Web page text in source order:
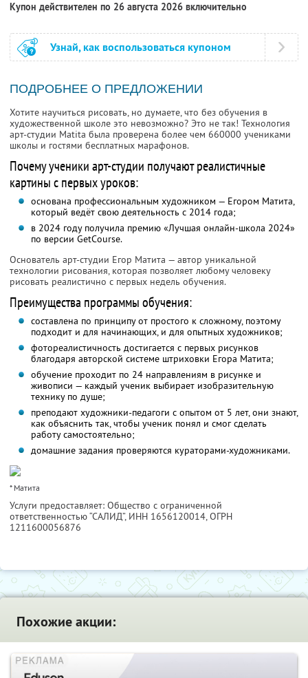
Купон действителен по 26 августа 2026 включительно
Узнай, как воспользоваться купоном
ПОДРОБНЕЕ О ПРЕДЛОЖЕНИИ
Хотите научиться рисовать, но думаете, что без обучения в
художественной школе это невозможно? Это не так! Технология
арт-студии Matita была проверена более чем 660000 учениками
школы и гостями бесплатных марафонов.
Почему ученики арт-студии получают реалистичные
картины с первых уроков:
основана профессиональным художником — Егором Матита,
который ведёт свою деятельность с 2014 года;
в 2024 году получила премию «Лучшая онлайн-школа 2024»
по версии GetCourse.
Основатель арт-студии Егор Матита — автор уникальной
технологии рисования, которая позволяет любому человеку
рисовать реалистично с первых недель обучения.
Преимущества программы обучения:
составлена по принципу от простого к сложному, поэтому
подходит и для начинающих, и для опытных художников;
фотореалистичность достигается с первых рисунков
благодаря авторской системе штриховки Егора Матита;
обучение проходит по 24 направлениям в рисунке и
живописи — каждый ученик выбирает изобразительную
технику по душе;
преподают художники-педагоги с опытом от 5 лет, они знают,
как объяснить так, чтобы ученик понял и смог сделать
работу самостоятельно;
домашние задания проверяются кураторами-художниками.
* Матита
Услуги предоставляет: Общество с ограниченной
ответственностью “САЛИД”, ИНН 1656120014, ОГРН
1211600056876
Похожие акции: